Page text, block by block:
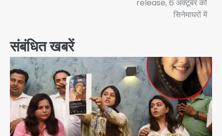
release, 6 अक्टूबर को
सिनेमाघरों में
संबंधित खबरें